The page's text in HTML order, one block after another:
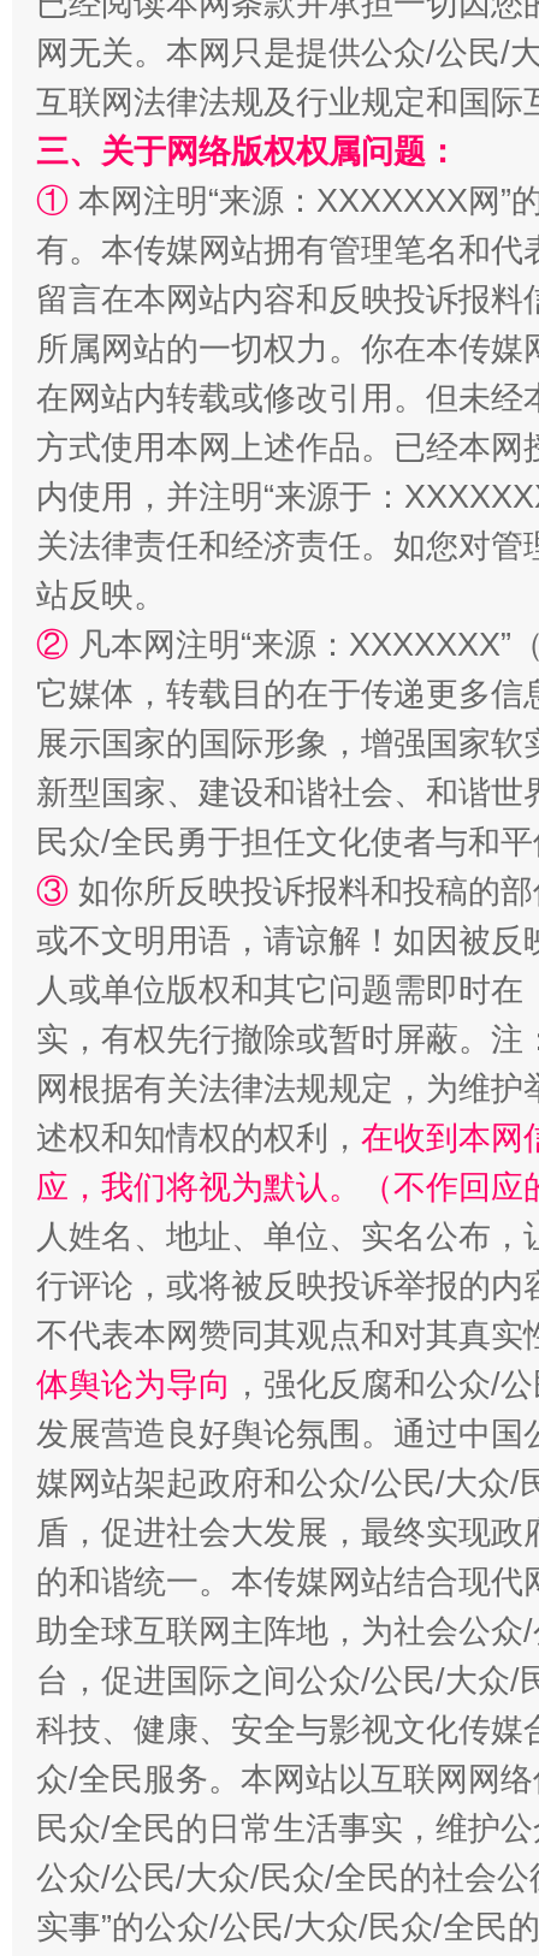
解纷+调解+退费，一次搞定
站台名比不上好声名
漫山遍野的桃花与雪山、麦地、白藏房 除
招工难、用工荒背后
网无关。本网只是提供公众/公民/
互联网法律法规及行业规定和国
三、关于网络版权权属问题：
① 本网注明“来源：XXXXXXX网”
有。本传媒网站拥有管理笔名和
留言在本网站内容和反映投诉报
所属网站的一切权力。你在本传
在网站内转载或修改引用。但未
方式使用本网上述作品。已经本
内使用，并注明“来源于：
关法律责任和经济责任。如您对
站反映。
② 凡本网注明“来源：
它媒体，转载目的在于传递更多
展示国家的国际形象，增强国家
新型国家、建设和谐社会、和谐
民众/全民勇于担任文化使者与和
③ 如你所反映投诉报料和投稿的
或不文明用语，请谅解！如因被
人或单位版权和其它问题需即时在
实，有权先行撤除或暂时屏蔽。
网根据有关法律法规规定，为维
述权和知情权的权利， 在收到本网
应，我们将视为默认。（不作回应
人姓名、地址、单位、实名公布
行评论，或将被反映投诉举报的
不代表本网赞同其观点和对其真实
体舆论为导向 ，强化反腐和公众/
发展营造良好舆论氛围。通过中
媒网站架起政府和公众/公民/大众/
盾，促进社会大发展，最终实现
的和谐统一。本传媒网站结合现
助全球互联网主阵地，为社会公
台，促进国际之间公众/公民/大众/
科技、健康、安全与影视文化传
众/全民服务。本网站以互联网网
民众/全民的日常生活事实，维护
公众/公民/大众/民众/全民的社会公
实事”的公众/公民/大众/民众/全民